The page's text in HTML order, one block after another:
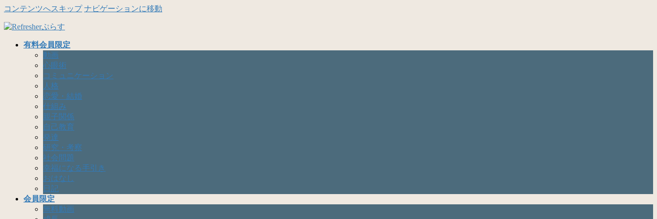
コンテンツへスキップ ナビゲーションに移動
有料会員限定
動画
心眼術
コミュニケーション
人格
恋愛・結婚
仕組み
親子関係
自己教育
発達
研究・考察
社会問題
幸福になる手引き
おはなし
日記
会員限定
無料動画